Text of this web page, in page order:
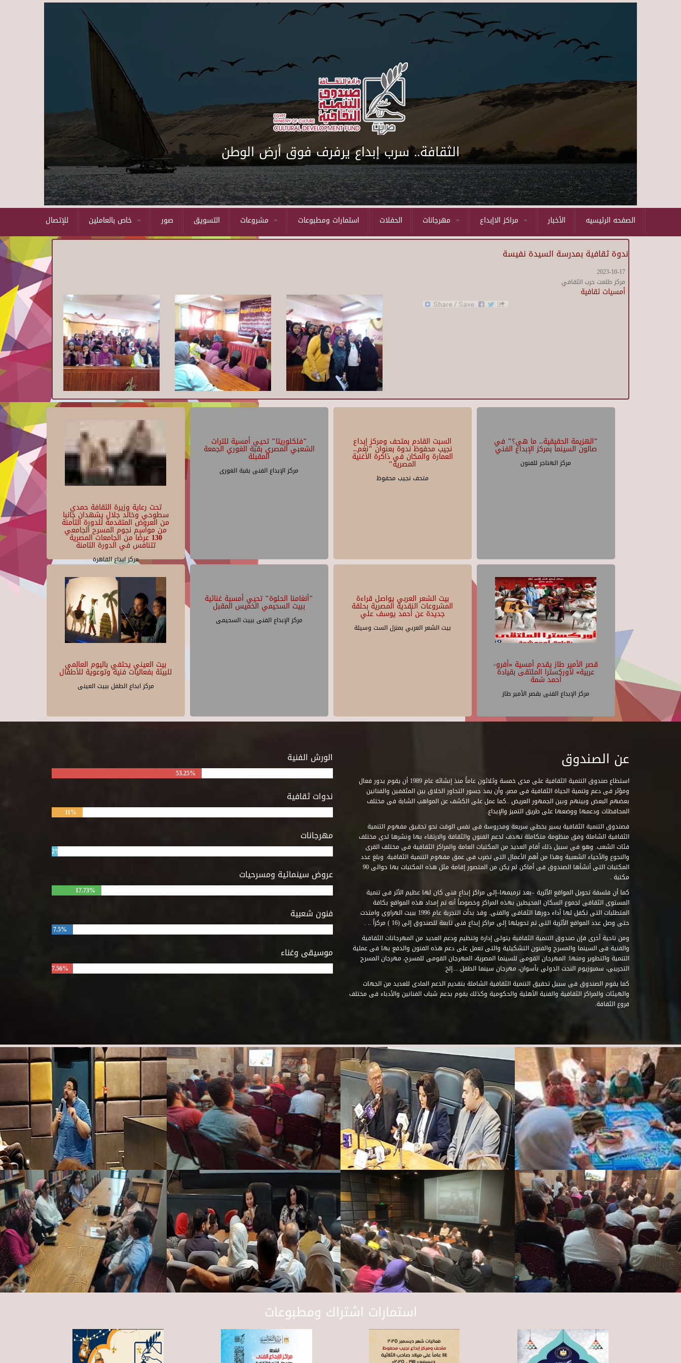
Skip to main content
الثقافة.. سرب إبداع يرفرف فوق أرض الوطن
للإتصال صور التسويق استمارات ومطبوعات الحفلات الأخبار الصفحه الرئيسيه
ندوة ثقافية بمدرسة السيدة نفيسة
2023-10-17
مركز طلعت حرب الثقافي
أمسيات ثقافية
تحت رعاية وزيرة الثقافة حمدي
سطوحي وخالد جلال يشهدان جانبا
من العروض المتقدمة للدورة الثامنة
من مواسم نجوم المسرح الجامعي
130 عرضًا من الجامعات المصرية
تتنافس في الدورة الثامنة
مركز ابداع القاهرة
"فلكلوريتا" تحيي أمسية للتراث
الشعبي المصري بقبة الغوري الجمعة
المقبلة
مركز الإبداع الفنى بقبة الغورى
السبت القادم بمتحف ومركز إبداع
نجيب محفوظ ندوة بعنوان "نغم..
العمارة والمكان في ذاكرة الأغنية
المصرية"
متحف نجيب محفوظ
"الهزيمة الحقيقية.. ما هي؟" في
صالون السينما بمركز الإبداع الفني
مركز الهناجر للفنون
بيت العيني يحتفي باليوم العالمي
للبيئة بفعاليات فنية وتوعوية للأطفال
مركز ابداع الطفل ببيت العينى
"أنغامنا الحلوة" تحيي أمسية غنائية
ببيت السحيمي الخميس المقبل
مركز الإبداع الفنى ببيت السحيمى
بيت الشعر العربي يواصل قراءة
المشروعات النقدية المصرية بحلقة
جديدة عن أحمد يوسف علي
بيت الشعر العربي بمنزل الست وسيلة
قصر الأمير طاز يقدم أمسية «أفرو-
عربية» لأوركسترا الملتقى بقيادة
أحمد شمة
مركز الإبداع الفنى بقصر الأمير طاز
الورش الفنية
53.25%
ندوات ثقافية
11%
مهرجانات
2%
عروض سينمائية ومسرحيات
17.73%
فنون شعبية
7.5%
موسيقى وغناء
7.56%
عن الصندوق
استطاع صندوق التنمية الثقافية على مدى خمسة وثلاثون عاماً منذ إنشائه عام 1989 أن يقوم بدور فعال
ومؤثر فى دعم وتنمية الحياة الثقافية فى مصر، وأن يمد جسور التحاور الخلاق بين المثقفين والفنانين
بعضهم البعض وبينهم وبين الجمهور العريض ..كما عمل على الكشف عن المواهب الشابة فى مختلف
المحافظات ودعمها ووضعها على طريق التميز والإبداع.
فصندوق التنمية الثقافية يسير بخطى سريعة ومدروسة فى نفس الوقت نحو تحقيق مفهوم التنمية
الثقافية الشاملة وفق منظومة متكاملة تهدف لدعم الفنون والثقافة والارتقاء بها ونشرها لدى مختلف
فئات الشعب. وهو فى سبيل ذلك أقام العديد من المكتبات العامة والمراكز الثقافية فى مختلف القرى
والنجوع والأحياء الشعبية وهذا من أهم الأعمال التى تضرب فى عمق مفهوم التنمية الثقافية. وبلغ عدد
المكتبات التى أنشأها الصندوق فى أماكن لم يكن من المتصور إقامة مثل هذه المكتبات بها حوالى 90
مكتبة .
كما أن فلسفة تحويل المواقع الأثرية –بعد ترميمها–إلى مراكز إبداع فنى كان لها عظيم الأثر فى تنمية
المستوى الثقافى لجموع السكان المحيطين بهذه المراكز وخصوصاً أنه تم إمداد هذه المواقع بكافة
المتطلبات التى تكفل لها أداء دورها الثقافى والفنى. وقد بدأت التجربة عام 1996 ببيت الهراوى وامتدت
حتى وصل عدد المواقع الأثرية التى تم تحويلها إلى مراكز إبداع فنى تابعة للصندوق إلى (16 ) مركزاً .. .
ومن ناحية أخرى فإن صندوق التنمية الثقافية يتولى إدارة وتنظيم ودعم العديد من المهرجانات الثقافية
والفنية فى السينما والمسرح والفنون التشكيلية والتى تعمل على دعم هذه الفنون والدفع بها فى عملية
التنمية والتطوير ومنها: المهرجان القومى للسينما المصرية، المهرجان القومى للمسرح، مهرجان المسرح
التجريبى، سمبوزيوم النحت الدولى بأسوان، مهرجان سينما الطفل.....إلخ
كما يقوم الصندوق فى سبيل تحقيق التنمية الثقافية الشاملة بتقديم الدعم المادى للعديد من الجهات
والهيئات والمراكز الثقافية والفنية الأهلية والحكومية وكذلك يقوم بدعم شباب الفنانين والأدباء فى مختلف
فروع الثقافة.
استمارات اشتراك ومطبوعات